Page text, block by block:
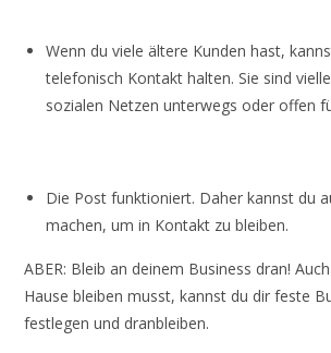
Wenn du viele ältere Kunden hast,
telefonisch Kontakt halten. Sie sind
sozialen Netzen unterwegs oder offen
Die Post funktioniert. Daher kannst du
machen, um in Kontakt zu bleiben.
ABER: Bleib an deinem Business dran!
Hause bleiben musst, kannst du dir feste
festlegen und dranbleiben.